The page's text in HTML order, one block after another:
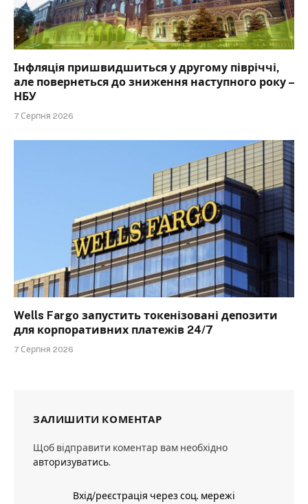
Інфляція пришвидшиться у другому півріччі,
але повернеться до зниження наступного року –
НБУ
7 Серпня 2026
Wells Fargo запустить токенізовані депозити
для корпоративних платежів 24/7
7 Серпня 2026
ЗАЛИШИТИ КОМЕНТАР
Щоб відправити коментар вам необхідно
авторизуватись.
Вхід/реєстрація через соц. мережі